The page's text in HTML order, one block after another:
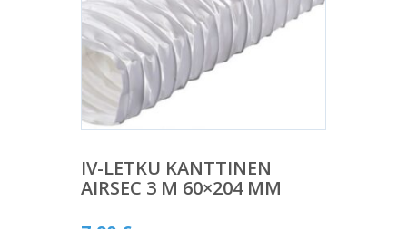
IV-LETKU KANTTINEN
AIRSEC 3 M 60×204 MM